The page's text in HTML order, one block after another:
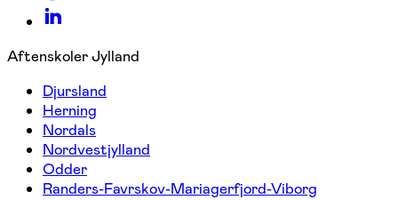
Aftenskoler Jylland
Djursland
Herning
Nordals
Nordvestjylland
Odder
Randers-Favrskov-Mariagerfjord-Viborg